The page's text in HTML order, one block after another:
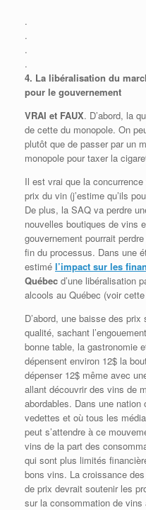
.
.
.
.
4. La libéralisation du
pour le gouvernement
VRAI et FAUX. D’abord, la
de cette du monopole. On
plutôt que de passer par un
monopole pour taxer la
Il est vrai que la
prix du vin (j’estime qu’ils
De plus, la SAQ va perdre
nouvelles boutiques de vins
gouvernement pourrait
fin du processus. Dans une
estimé l’impact sur les
Québec d’une libéralisation
alcools au Québec (voir cette
D’abord, une baisse des
qualité, sachant
bonne table, la gastronomie
dépensent environ 12$ la
dépenser 12$ même avec
allant découvrir des vins de
abordables. Dans une
vedettes et où tous les
peut s’attendre à ce
vins de la part des
qui sont plus limités
bons vins. La croissance
de prix devrait soutenir les
sur la consommation de